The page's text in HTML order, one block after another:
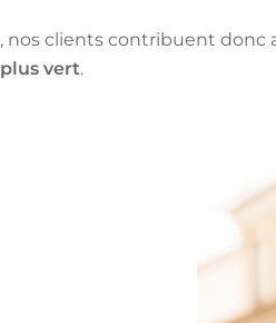
nos clients contribuent donc
vert.